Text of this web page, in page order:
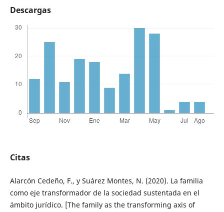
Descargas
Citas
Alarcón Cedeño, F., y Suárez Montes, N. (2020). La familia
como eje transformador de la sociedad sustentada en el
ámbito jurídico. [The family as the transforming axis of